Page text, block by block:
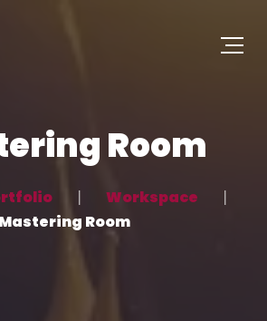
Room
Workspace
Mastering Room